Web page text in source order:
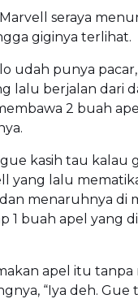
Marvell seraya
giginya terlihat.
udah punya
lalu berjalan dari
2 buah
kasih tau kalau
yang lalu
menaruhnya di
1 buah apel yang
apel itu tanpa
“Iya deh.